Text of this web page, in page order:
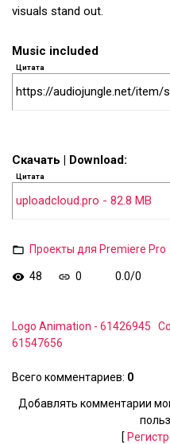
visuals stand out.
Music included
Цитата
https://audiojungle.net/item/
Скачать | Download:
Цитата
uploadcloud.pro - 82.8 MB
Проекты для Premiere Pro
48 0 0.0/0
Logo Animation - 61426945
61547656
Всего комментариев: 0
Добавлять комментарии
[